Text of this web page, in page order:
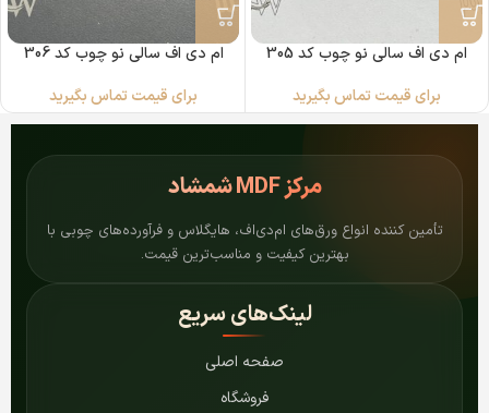
ام دی اف سالی نو چوب کد 305
برای قیمت تماس بگیرید
ام دی اف سالی نو چوب کد 306
برای قیمت تماس بگیرید
مرکزMDF شمشاد
تأمین کننده انواع ورق‌های ام‌دی‌اف، هایگلاس و فرآورده‌های چوبی با
بهترین کیفیت و مناسب‌ترین قیمت.
لینک‌های سریع
صفحه اصلی
فروشگاه